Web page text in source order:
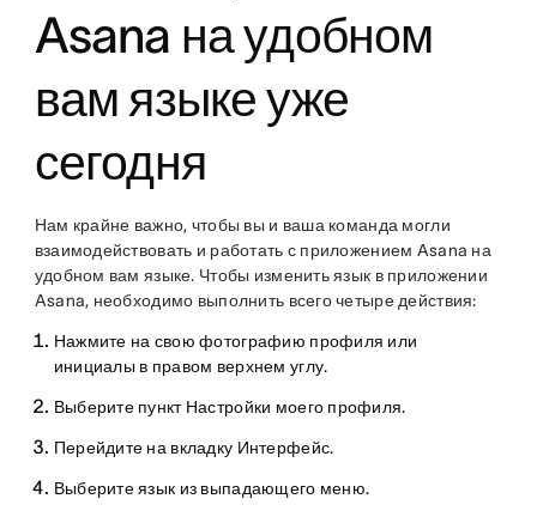
Asana на удобном
вам языке уже
сегодня
Нам крайне важно, чтобы вы и ваша команда могли
взаимодействовать и работать с приложением Asana на
удобном вам языке. Чтобы изменить язык в приложении
Asana, необходимо выполнить всего четыре действия:
Нажмите на свою фотографию профиля или
инициалы в правом верхнем углу.
Выберите пункт Настройки моего профиля.
Перейдите на вкладку Интерфейс.
Выберите язык из выпадающего меню.